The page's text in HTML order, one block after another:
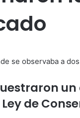
se observaba a
de